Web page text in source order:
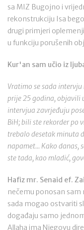
sa MIZ Bugojno i
rekonstrukciju Isa
drugi primjeri
u funkciju porušenih
Kur'an sam učio iz
Vratimo se sada intervju
prije 25 godina, objavili
intervjua zavrjeđuju
BiH; bili ste rekorder po
trebalo desetak minuta
napamet... Kako danas,
ste tada, kao mladić,
Hafiz mr. Senaid ef.
nečemu ponosan sam
sada mogao ostvariti
događaju samo
Allaha ima Njegovu